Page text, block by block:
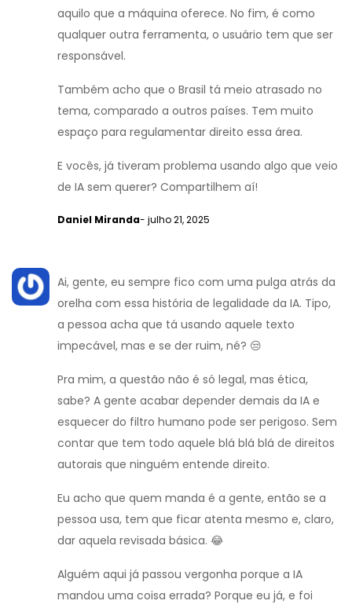
aquilo que a máquina oferece. No fim, é como
qualquer outra ferramenta, o usuário tem que ser
responsável.
Também acho que o Brasil tá meio atrasado no
tema, comparado a outros países. Tem muito
espaço para regulamentar direito essa área.
E vocês, já tiveram problema usando algo que veio
de IA sem querer? Compartilhem aí!
Daniel Miranda- julho 21, 2025
Ai, gente, eu sempre fico com uma pulga atrás da
orelha com essa história de legalidade da IA. Tipo,
a pessoa acha que tá usando aquele texto
impecável, mas e se der ruim, né? 😒
Pra mim, a questão não é só legal, mas ética,
sabe? A gente acabar depender demais da IA e
esquecer do filtro humano pode ser perigoso. Sem
contar que tem todo aquele blá blá blá de direitos
autorais que ninguém entende direito.
Eu acho que quem manda é a gente, então se a
pessoa usa, tem que ficar atenta mesmo e, claro,
dar aquela revisada básica. 😂
Alguém aqui já passou vergonha porque a IA
mandou uma coisa errada? Porque eu já, e foi